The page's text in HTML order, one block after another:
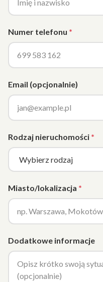
Numer telefonu
Email (opcjonalnie)
Rodzaj nieruchomości
Miasto/lokalizacja
Dodatkowe informacje